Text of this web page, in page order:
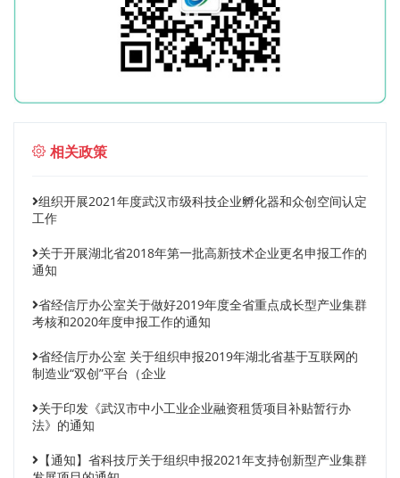
相关政策
组织开展2021年度武汉市级科技企业孵化器和众创空间认定
工作
关于开展湖北省2018年第一批高新技术企业更名申报工作的
通知
省经信厅办公室关于做好2019年度全省重点成长型产业集群
考核和2020年度申报工作的通知
省经信厅办公室 关于组织申报2019年湖北省基于互联网的
制造业“双创”平台（企业
关于印发《武汉市中小工业企业融资租赁项目补贴暂行办
法》的通知
【通知】省科技厅关于组织申报2021年支持创新型产业集群